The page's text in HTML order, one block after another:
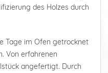
des Holzes durch
Tage im Ofen getrocknet
Von erfahrenen
angefertigt. Durch